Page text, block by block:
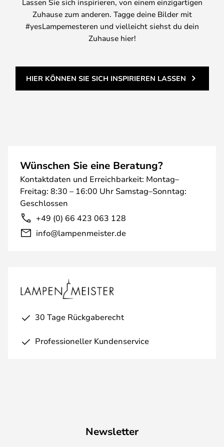
Lassen Sie sich inspirieren, von einem einzigartigen
Zuhause zum anderen. Tagge deine Bilder mit
#yesLampemesteren und vielleicht siehst du dein
Zuhause hier!
HIER KÖNNEN SIE SICH INSPIRIEREN LASSEN
Wünschen Sie eine Beratung?
Kontaktdaten und Erreichbarkeit: Montag–
Freitag: 8:30 – 16:00 Uhr Samstag–Sonntag:
Geschlossen
+49 (0) 66 423 063 128
info@lampenmeister.de
30 Tage Rückgaberecht
Professioneller Kundenservice
Newsletter